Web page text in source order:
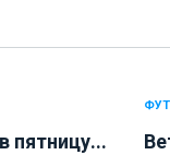
пятницу...